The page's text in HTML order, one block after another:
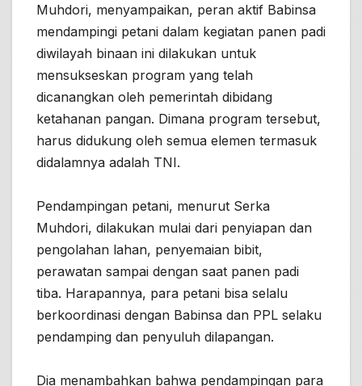
Muhdori, menyampaikan, peran aktif Babinsa
mendampingi petani dalam kegiatan panen padi
diwilayah binaan ini dilakukan untuk
mensukseskan program yang telah
dicanangkan oleh pemerintah dibidang
ketahanan pangan. Dimana program tersebut,
harus didukung oleh semua elemen termasuk
didalamnya adalah TNI.
Pendampingan petani, menurut Serka
Muhdori, dilakukan mulai dari penyiapan dan
pengolahan lahan, penyemaian bibit,
perawatan sampai dengan saat panen padi
tiba. Harapannya, para petani bisa selalu
berkoordinasi dengan Babinsa dan PPL selaku
pendamping dan penyuluh dilapangan.
Dia menambahkan bahwa pendampingan para